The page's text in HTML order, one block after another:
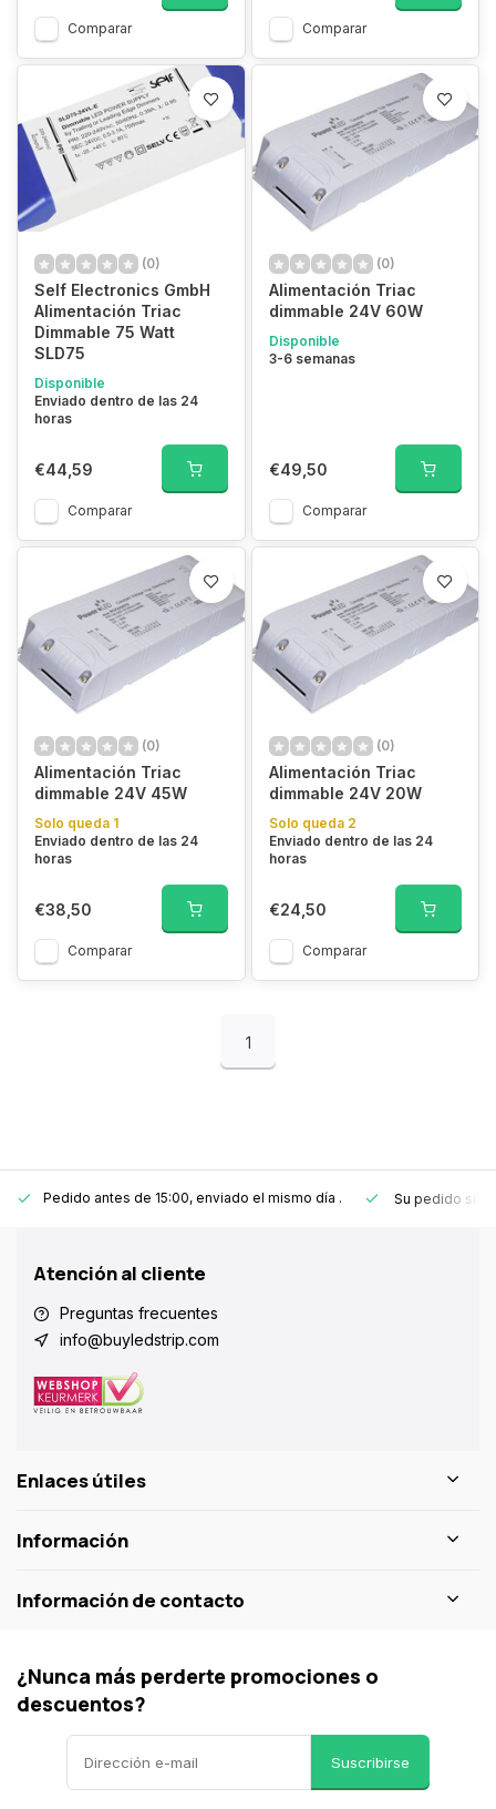
Comparar Comparar
(0)
Self Electronics GmbH
Alimentación Triac
Dimmable 75 Watt
SLD75
Disponible
Enviado dentro de las 24
horas
€44,59
Comparar
(0)
Alimentación Triac
dimmable 24V 60W
Disponible
3-6 semanas
€49,50
Comparar
(0)
Alimentación Triac
dimmable 24V 45W
Solo queda 1
Enviado dentro de las 24
horas
€38,50
Comparar
(0)
Alimentación Triac
dimmable 24V 20W
Solo queda 2
Enviado dentro de las 24
horas
€24,50
Comparar
1
Pedido antes de 15:00, enviado el mismo día . Su pedido
Atención al cliente
Preguntas frecuentes
info@buyledstrip.com
Enlaces útiles
Información
Información de contacto
¿Nunca más perderte promociones o
descuentos?
Suscribirse